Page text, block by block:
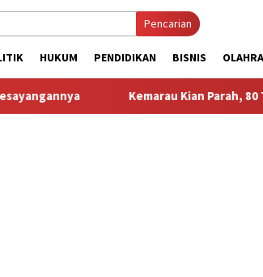
Pencarian
HUKUM PENDIDIKAN BISNIS
Kemarau Kian Parah, 80 Titik di